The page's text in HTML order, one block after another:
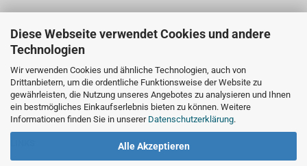
Diese Webseite verwendet Cookies und andere
Technologien
Wir verwenden Cookies und ähnliche Technologien, auch von
Drittanbietern, um die ordentliche Funktionsweise der Website zu
gewährleisten, die Nutzung unseres Angebotes zu analysieren und Ihnen
ein bestmögliches Einkaufserlebnis bieten zu können. Weitere
Informationen finden Sie in unserer Datenschutzerklärung.
Alle Akzeptieren